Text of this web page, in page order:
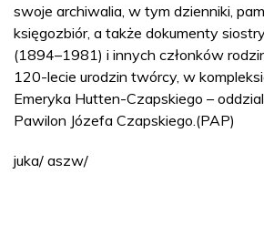
swoje archiwalia, w tym dzienniki,
księgozbiór, a także dokumenty
(1894–1981) i innych członków
120-lecie urodzin twórcy, w
Emeryka Hutten-Czapskiego –
Pawilon Józefa Czapskiego.(PAP)
juka/ aszw/